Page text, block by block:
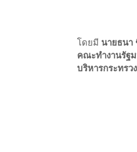
โดยมี นายธนา
คณะทำงานรัฐ
บริหารกระทร